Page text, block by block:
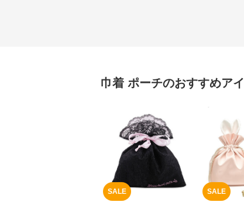
巾着 ポーチのおすすめア
SALE SALE